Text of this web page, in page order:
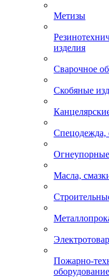
Метизы
изделия
Сварочное
Скобяные
Спецодежда,
Масла,
Пожарно-
оборудование